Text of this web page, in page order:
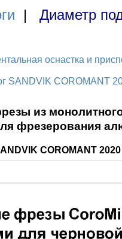
| Диаметр
оснастка и
SANDVIK COROMANT
из
фрезерования
COROMANT